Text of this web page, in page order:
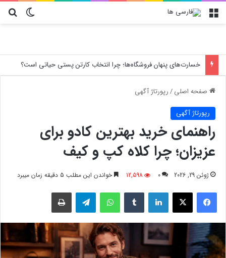
تغییر منو
خسارت‌های پنهان فروشگاه‌ها؛ چرا انتخاب کارتن پستی حیاتی است؟
صفحه اصلی/رپورتاژ آگهی
رپورتاژ آگهی
راهنمای خرید بهترین کادو برای
عزیزان؛ چرا کلاه کپ و کیف
ژوئن 29, 2026 0
12,598 خواندن این مطلب 5 دقیقه زمان میبرد
فیسبوک لینکدین واتس آپ